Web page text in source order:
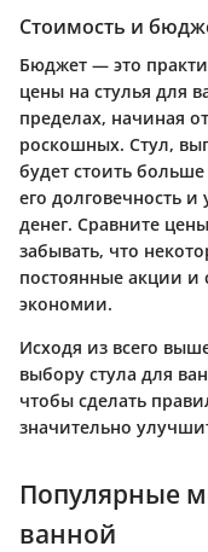
Стоимость и
Бюджет — это
цены на стулья для
пределах, начиная
роскошных. Стул,
будет стоить
его долговечность и
денег. Сравните
забывать, что
постоянные акции и
экономии.
Исходя из всего
выбору стула для
чтобы сделать
значительно
Популярные
ванной